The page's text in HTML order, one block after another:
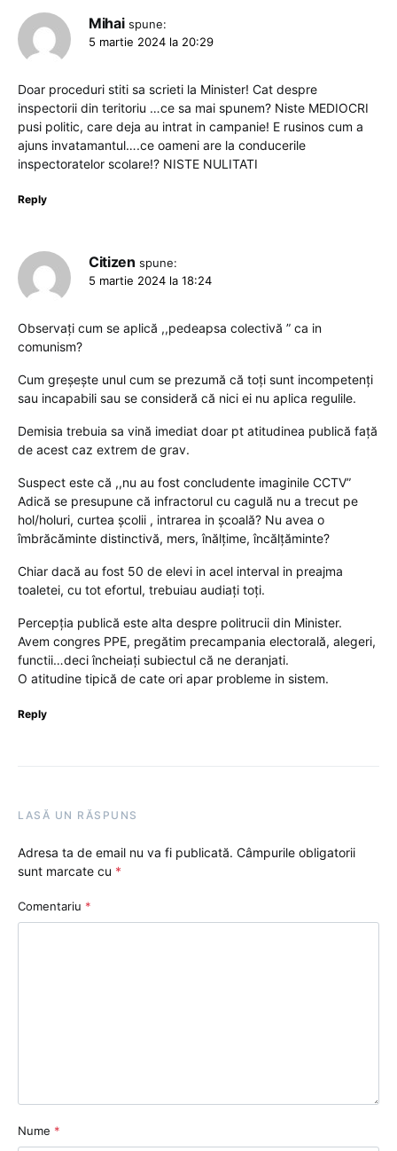
Mihai spune:
5 martie 2024 la 20:29
Doar proceduri stiti sa scrieti la Minister! Cat despre
inspectorii din teritoriu …ce sa mai spunem? Niste MEDIOCRI
pusi politic, care deja au intrat in campanie! E rusinos cum a
ajuns invatamantul….ce oameni are la conducerile
inspectoratelor scolare!? NISTE NULITATI
Reply
Citizen spune:
5 martie 2024 la 18:24
Observați cum se aplică ,,pedeapsa colectivă ” ca in
comunism?
Cum greșește unul cum se prezumă că toți sunt incompetenți
sau incapabili sau se consideră că nici ei nu aplica regulile.
Demisia trebuia sa vină imediat doar pt atitudinea publică față
de acest caz extrem de grav.
Suspect este că ,,nu au fost concludente imaginile CCTV”
Adică se presupune că infractorul cu cagulă nu a trecut pe
hol/holuri, curtea școlii , intrarea in școală? Nu avea o
îmbrăcăminte distinctivă, mers, înălțime, încălțăminte?
Chiar dacă au fost 50 de elevi in acel interval in preajma
toaletei, cu tot efortul, trebuiau audiați toți.
Percepția publică este alta despre politrucii din Minister.
Avem congres PPE, pregătim precampania electorală, alegeri,
functii…deci încheiați subiectul că ne deranjati.
O atitudine tipică de cate ori apar probleme in sistem.
Reply
LASĂ UN RĂSPUNS
Adresa ta de email nu va fi publicată. Câmpurile obligatorii
sunt marcate cu *
Comentariu *
Nume *